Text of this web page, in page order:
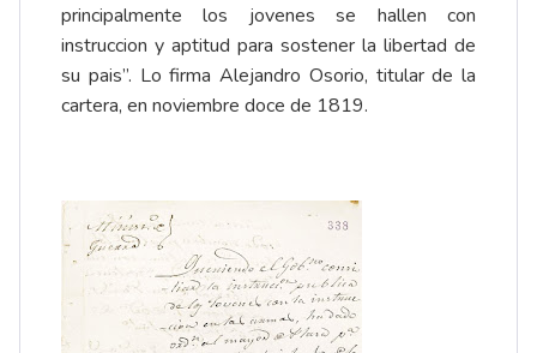
principalmente los jovenes se hallen con
instruccion y aptitud para sostener la libertad de
su pais”. Lo firma Alejandro Osorio, titular de la
cartera, en noviembre doce de 1819.